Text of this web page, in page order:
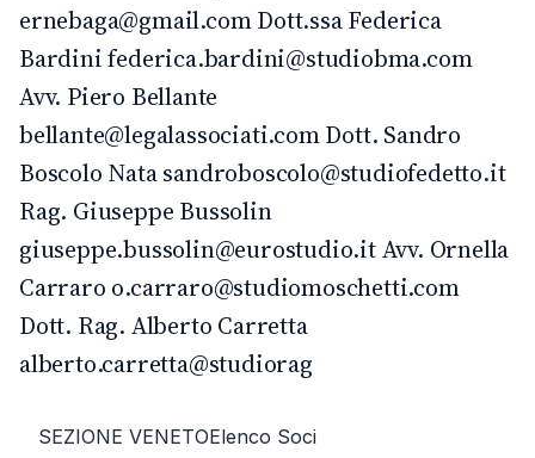
ernebaga@gmail.com Dott.ssa Federica
Bardini federica.bardini@studiobma.com
Avv. Piero Bellante
bellante@legalassociati.com Dott. Sandro
Boscolo Nata sandroboscolo@studiofedetto.it
Rag. Giuseppe Bussolin
giuseppe.bussolin@eurostudio.it Avv. Ornella
Carraro o.carraro@studiomoschetti.com
Dott. Rag. Alberto Carretta
alberto.carretta@studiorag
SEZIONE VENETOElenco Soci